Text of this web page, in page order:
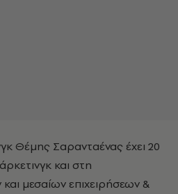
Θέμης Σαρανταένας έχει 20
και στη
μεσαίων επιχειρήσεων &